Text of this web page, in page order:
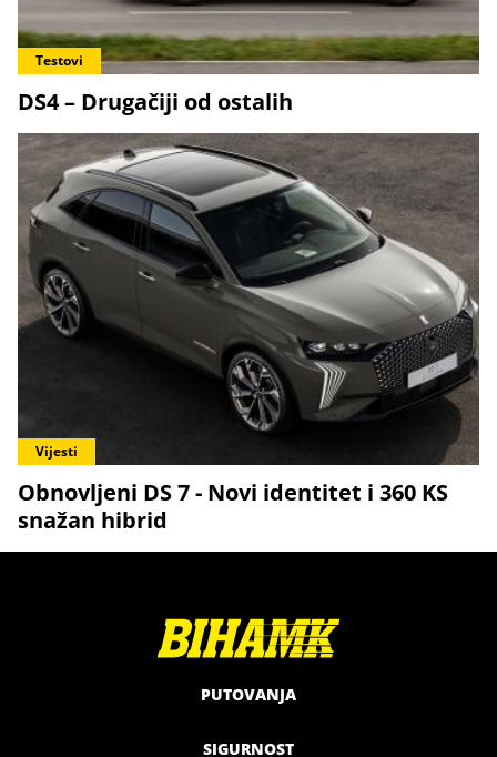
Testovi
DS4 – Drugačiji od ostalih
Vijesti
Obnovljeni DS 7 - Novi identitet i 360 KS
snažan hibrid
PUTOVANJA
SIGURNOST